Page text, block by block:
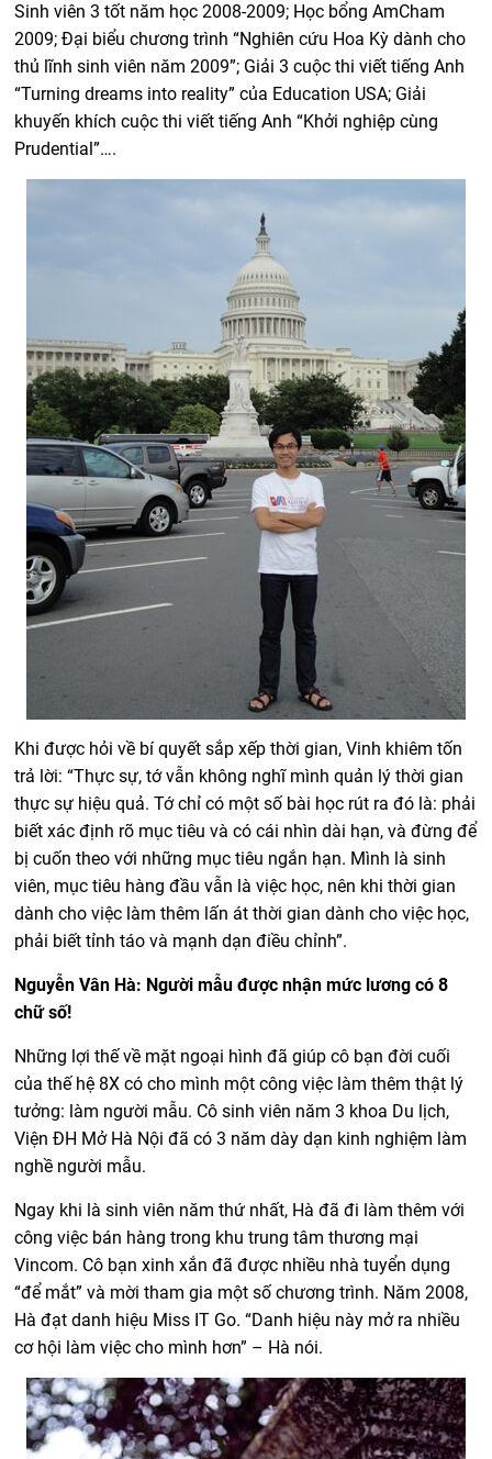
Sinh viên 3 tốt năm học 2008-2009; Học bổng AmCham
2009; Đại biểu chương trình “Nghiên cứu Hoa Kỳ dành cho
thủ lĩnh sinh viên năm 2009”; Giải 3 cuộc thi viết tiếng Anh
“Turning dreams into reality” của Education USA; Giải
khuyến khích cuộc thi viết tiếng Anh “Khởi nghiệp cùng
Prudential”….
Khi được hỏi về bí quyết sắp xếp thời gian, Vinh khiêm tốn
trả lời: “Thực sự, tớ vẫn không nghĩ mình quản lý thời gian
thực sự hiệu quả. Tớ chỉ có một số bài học rút ra đó là: phải
biết xác định rõ mục tiêu và có cái nhìn dài hạn, và đừng để
bị cuốn theo với những mục tiêu ngắn hạn. Mình là sinh
viên, mục tiêu hàng đầu vẫn là việc học, nên khi thời gian
dành cho việc làm thêm lấn át thời gian dành cho việc học,
phải biết tỉnh táo và mạnh dạn điều chỉnh”.
Nguyễn Vân Hà: Người mẫu được nhận mức lương có 8
chữ số!
Những lợi thế về mặt ngoại hình đã giúp cô bạn đời cuối
của thế hệ 8X có cho mình một công việc làm thêm thật lý
tưởng: làm người mẫu. Cô sinh viên năm 3 khoa Du lịch,
Viện ĐH Mở Hà Nội đã có 3 năm dày dạn kinh nghiệm làm
nghề người mẫu.
Ngay khi là sinh viên năm thứ nhất, Hà đã đi làm thêm với
công việc bán hàng trong khu trung tâm thương mại
Vincom. Cô bạn xinh xắn đã được nhiều nhà tuyển dụng
“để mắt” và mời tham gia một số chương trình. Năm 2008,
Hà đạt danh hiệu Miss IT Go. “Danh hiệu này mở ra nhiều
cơ hội làm việc cho mình hơn” – Hà nói.